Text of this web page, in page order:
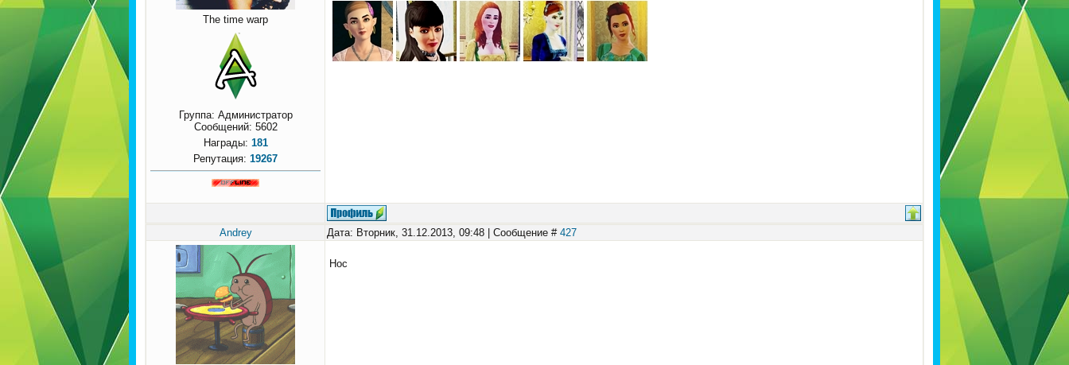
The time warp
Группа: Администратор
Сообщений: 5602
Награды: 181
Репутация: 19267
Andrey Дата: Вторник, 31.12.2013, 09:48 | Сообщение # 427
Нос